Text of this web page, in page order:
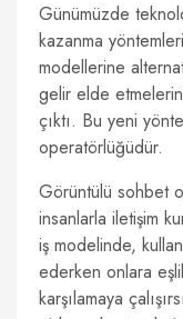
Günümüzde
kazanma
modellerine
gelir elde
çıktı. Bu yeni
operatörlüğüdür.
Görüntülü sohbet
insanlarla iletişim
iş modelinde,
ederken onlara
karşılamaya